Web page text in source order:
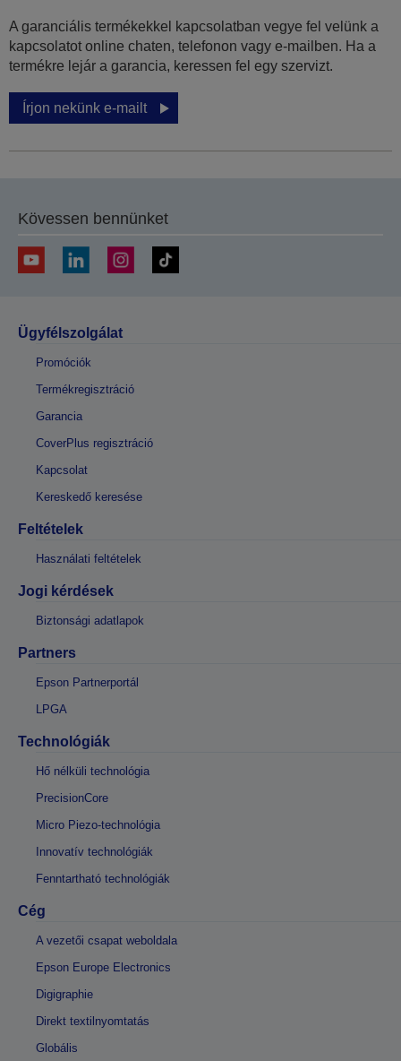
A garanciális termékekkel kapcsolatban vegye fel velünk a
kapcsolatot online chaten, telefonon vagy e-mailben. Ha a
termékre lejár a garancia, keressen fel egy szervizt.
Írjon nekünk e-mailt
Kövessen bennünket
Ügyfélszolgálat
Promóciók
Termékregisztráció
Garancia
CoverPlus regisztráció
Kapcsolat
Kereskedő keresése
Feltételek
Használati feltételek
Jogi kérdések
Biztonsági adatlapok
Partners
Epson Partnerportál
LPGA
Technológiák
Hő nélküli technológia
PrecisionCore
Micro Piezo-technológia
Innovatív technológiák
Fenntartható technológiák
Cég
A vezetői csapat weboldala
Epson Europe Electronics
Digigraphie
Direkt textilnyomtatás
Globális